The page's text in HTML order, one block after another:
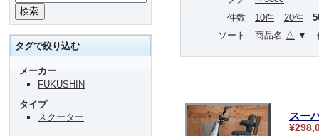
件数
10件 20件
ソート
商品名 △ ▼
スー
タグで絞り込む
メーカー
FUKUSHIN
タイプ
スクーター